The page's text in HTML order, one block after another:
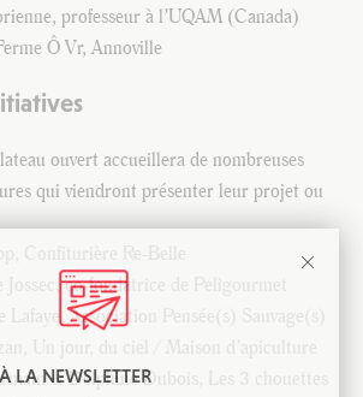
professeur à l’UQAM (Canada)
Ô Vr, Annoville
ouvert accueillera de nombreuses
qui viendront présenter leur projet ou
co-fondatrice de Peligourmet
Association Pensée(s) Sauvage(s)
& Delphine Dubois, Les 3 chouettes
LA NEWSLETTER